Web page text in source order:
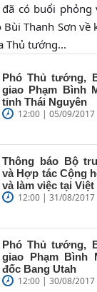
có buổi
Thanh Sơn về
Thủ tướng...
Phó Thủ tướng,
giao Phạm Bình
tỉnh Thái Nguyên
12:00 | 05/09/2017
Thông báo Bộ
và Hợp tác Cộng
và làm việc tại Việt
12:00 | 31/08/2017
Phó Thủ tướng,
giao Phạm Bình
đốc Bang Utah
12:00 | 30/08/2017